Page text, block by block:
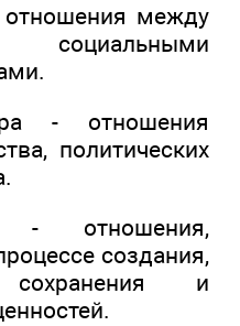
между
- отношения
политических
- отношения,
создания,
сохранения и